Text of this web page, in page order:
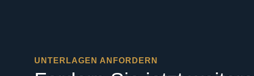
UNTERLAGEN ANFORDERN